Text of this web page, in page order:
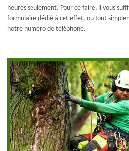
heures seulement. Pour ce faire, il vous
formulaire dédié à cet effet, ou tout
notre numéro de téléphone.